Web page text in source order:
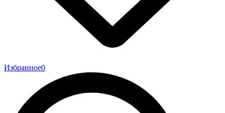
Избранное0